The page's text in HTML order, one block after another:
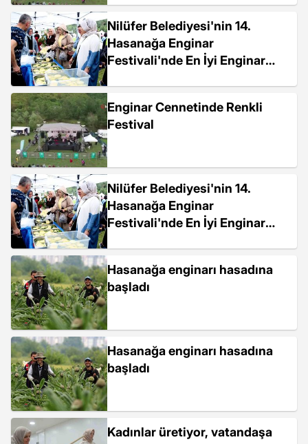
Nilüfer Belediyesi'nin 14.
Hasanağa Enginar
Festivali'nde En İyi Enginar
Enginar Cennetinde Renkli
Festival
Nilüfer Belediyesi'nin 14.
Hasanağa Enginar
Festivali'nde En İyi Enginar
Hasanağa enginarı hasadına
başladı
Hasanağa enginarı hasadına
başladı
Kadınlar üretiyor, vatandaşa